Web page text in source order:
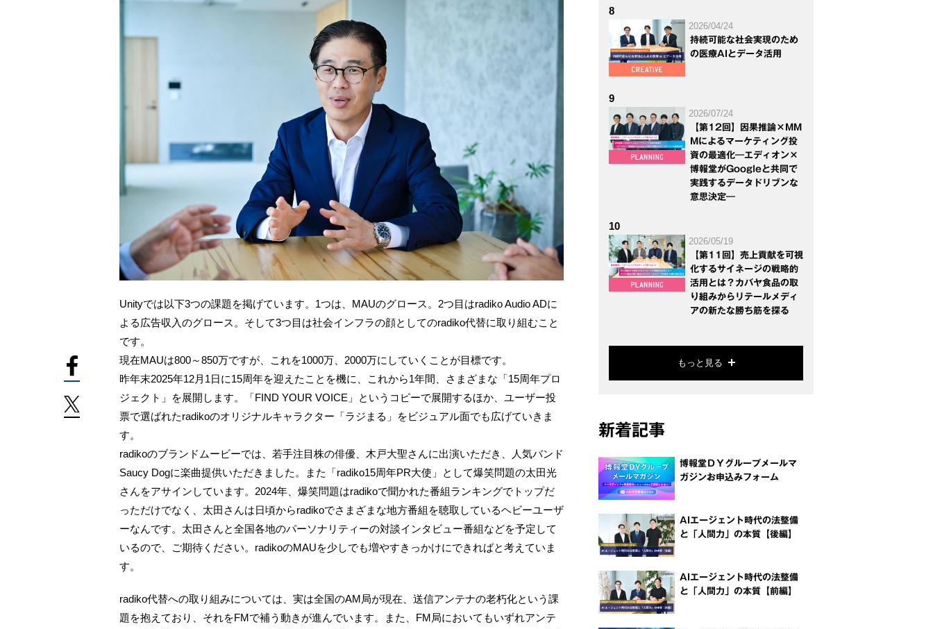
Unityでは以下3つの課題を掲げています。1つは、MAUのグロース。2つ目はradiko Audio ADに
よる広告収入のグロース。そして3つ目は社会インフラの顔としてのradiko代替に取り組むこと
です。
現在MAUは800～850万ですが、これを1000万、2000万にしていくことが目標です。
昨年末2025年12月1日に15周年を迎えたことを機に、これから1年間、さまざまな「15周年プロ
ジェクト」を展開します。「FIND YOUR VOICE」というコピーで展開するほか、ユーザー投
票で選ばれたradikoのオリジナルキャラクター「ラジまる」をビジュアル面でも広げていきま
す。
radikoのブランドムービーでは、若手注目株の俳優、木戸大聖さんに出演いただき、人気バンド
Saucy Dogに楽曲提供いただきました。また「radiko15周年PR大使」として爆笑問題の太田光
さんをアサインしています。2024年、爆笑問題はradikoで聞かれた番組ランキングでトップだ
っただけでなく、太田さんは日頃からradikoでさまざまな地方番組を聴取しているヘビーユーザ
ーなんです。太田さんと全国各地のパーソナリティーの対談インタビュー番組などを予定して
いるので、ご期待ください。radikoのMAUを少しでも増やすきっかけにできればと考えていま
す。
radiko代替への取り組みについては、実は全国のAM局が現在、送信アンテナの老朽化という課
題を抱えており、それをFMで補う動きが進んでいます。また、FM局においてもいずれアンテ
8
2026/04/24
持続可能な社会実現のため
の医療AIとデータ活用
9
2026/07/24
【第12回】因果推論×MM
Mによるマーケティング投
資の最適化―エディオン×
博報堂がGoogleと共同で
実践するデータドリブンな
意思決定―
10
2026/05/19
【第11回】売上貢献を可視
化するサイネージの戦略的
活用とは？カバヤ食品の取
り組みからリテールメディ
アの新たな勝ち筋を探る
もっと見る
新着記事
博報堂ＤＹグループメールマ
ガジンお申込みフォーム
AIエージェント時代の法整備
と「人間力」の本質【後編】
AIエージェント時代の法整備
と「人間力」の本質【前編】